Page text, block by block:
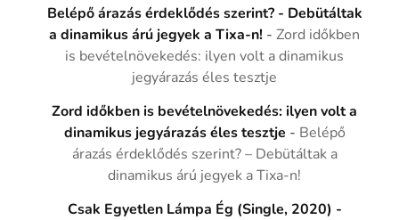
Belépő árazás érdeklődés szerint? - Debütáltak
a dinamikus árú jegyek a Tixa-n! -Zord időkben
is bevételnövekedés: ilyen volt a dinamikus
jegyárazás éles tesztje
Zord időkben is bevételnövekedés: ilyen volt a
dinamikus jegyárazás éles tesztje - Belépő
árazás érdeklődés szerint? – Debütáltak a
dinamikus árú jegyek a Tixa-n!
Csak Egyetlen Lámpa Ég (Single, 2020) -